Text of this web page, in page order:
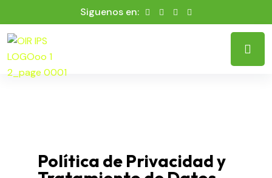
Siguenos en:
Política de Privacidad y